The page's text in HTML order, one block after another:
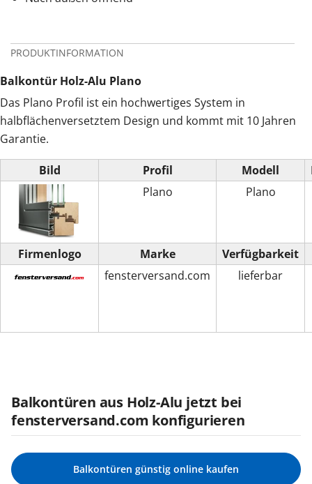
PRODUKTINFORMATION
Balkontür Holz-Alu Plano
Das Plano Profil ist ein hochwertiges System in
halbflächenversetztem Design und kommt mit 10 Jahren
Garantie.
Bild
Profil
Plano
Modell
Plano
Firmenlogo
Marke
fensterversand.com
Verfügbarkeit
lieferbar
Balkontüren aus Holz-Alu jetzt bei
fensterversand.com konfigurieren
Balkontüren günstig online kaufen